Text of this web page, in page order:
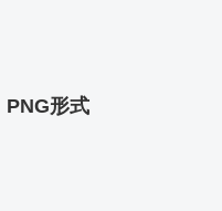
PNG形式